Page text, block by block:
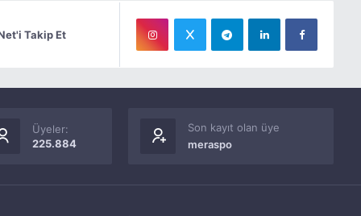
Takip Et
Üyeler:
225.884
Son kayıt olan üye
meraspo